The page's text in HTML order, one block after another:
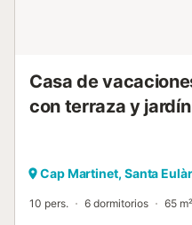
Casa de
con terraza y jardín
Cap Martinet, Santa
10 pers. 6 dormitorios 65 m²